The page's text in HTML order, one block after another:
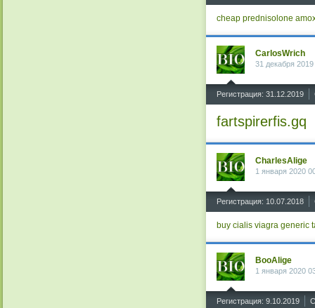
cheap prednisolone
CarlosWrich
31 декабря
Регистрация: 31.12.2019
fartspirerfis.gq
CharlesAlige
1 января 2020
Регистрация: 10.07.2018
buy cialis viagra generic
BooAlige
1 января 2020
Регистрация: 9.10.2019